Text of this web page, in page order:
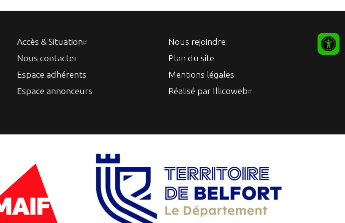
Accès & Situation
Nous contacter
Espace adhérents
Espace annonceurs
Nous rejoindre
Plan du site
Mentions légales
Réalisé par Illicoweb